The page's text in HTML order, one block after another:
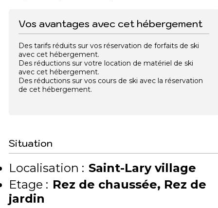
Vos avantages avec cet hébergement
Des tarifs réduits sur vos réservation de forfaits de ski
avec cet hébergement.
Des réductions sur votre location de matériel de ski
avec cet hébergement.
Des réductions sur vos cours de ski avec la réservation
de cet hébergement.
Situation
Localisation : Saint-Lary village
Etage : Rez de chaussée Rez de
jardin